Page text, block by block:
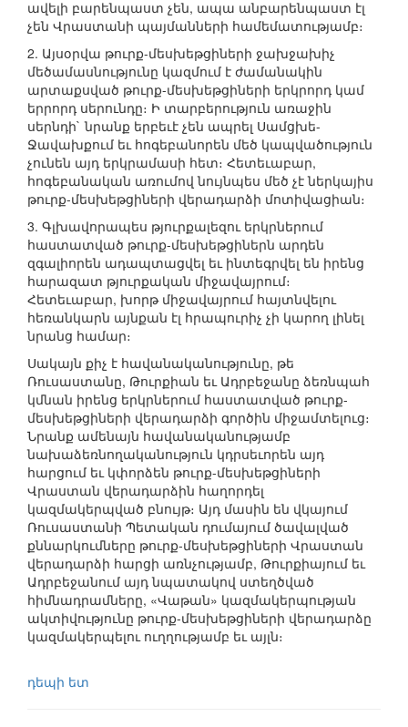
ավելի բարենպաստ չեն, ապա անբարենպաստ էլ
չեն Վրաստանի պայմանների համեմատությամբ։
2. Այսօրվա թուրք-մեսխեթցիների ջախջախիչ
մեծամասնությունը կազմում է ժամանակին
արտաքսված թուրք-մեսխեթցիների երկրորդ կամ
երրորդ սերունդը։ Ի տարբերություն առաջին
սերնդի` նրանք երբեւէ չեն ապրել Սամցխե-
Ջավախքում եւ հոգեբանորեն մեծ կապվածություն
չունեն այդ երկրամասի հետ։ Հետեւաբար,
հոգեբանական առումով նույնպես մեծ չէ ներկայիս
թուրք-մեսխեթցիների վերադարձի մոտիվացիան։
3. Գլխավորապես թյուրքալեզու երկրներում
հաստատված թուրք-մեսխեթցիներն արդեն
զգալիորեն ադապտացվել եւ ինտեգրվել են իրենց
հարազատ թյուրքական միջավայրում։
Հետեւաբար, խորթ միջավայրում հայտնվելու
հեռանկարն այնքան էլ հրապուրիչ չի կարող լինել
նրանց համար։
Սակայն քիչ է հավանականությունը, թե
Ռուսաստանը, Թուրքիան եւ Ադրբեջանը ձեռնպահ
կմնան իրենց երկրներում հաստատված թուրք-
մեսխեթցիների վերադարձի գործին միջամտելուց։
Նրանք ամենայն հավանականությամբ
նախաձեռնողականություն կդրսեւորեն այդ
հարցում եւ կփորձեն թուրք-մեսխեթցիների
Վրաստան վերադարձին հաղորդել
կազմակերպված բնույթ։ Այդ մասին են վկայում
Ռուսաստանի Պետական դումայում ծավալված
քննարկումները թուրք-մեսխեթցիների Վրաստան
վերադարձի հարցի առնչությամբ, Թուրքիայում եւ
Ադրբեջանում այդ նպատակով ստեղծված
հիմնադրամները, «Վաթան» կազմակերպության
ակտիվությունը թուրք-մեսխեթցիների վերադարձը
կազմակերպելու ուղղությամբ եւ այլն։
դեպի ետ